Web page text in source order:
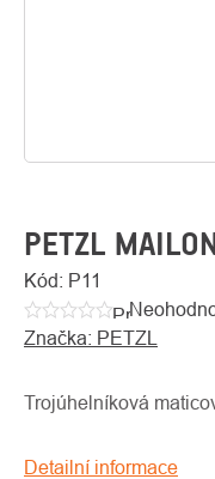
PETZL
Kód: P11
Průměrné
hodnocení
je
z
Značka: PETZL
Trojúhelníková
Detailní informace